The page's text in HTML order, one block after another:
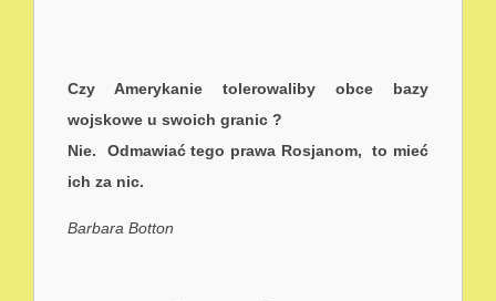
Czy Amerykanie tolerowaliby obce bazy
wojskowe u swoich granic ?
Nie. Odmawiać tego prawa Rosjanom, to mieć
ich za nic.
Barbara Botton